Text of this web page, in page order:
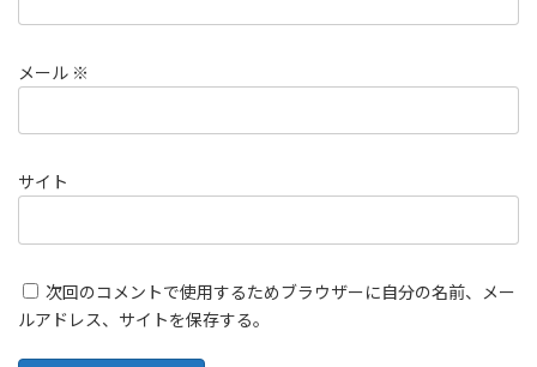
メール ※
サイト
次回のコメントで使用するためブラウザーに自分の名前、メー
ルアドレス、サイトを保存する。